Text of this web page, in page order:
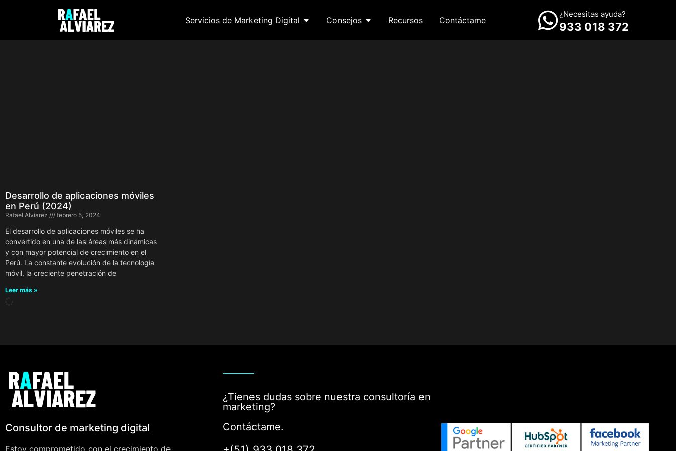
Servicios de Marketing Digital Consejos Recursos Contáctame
¿Necesitas ayuda?
933 018 372
Desarrollo de aplicaciones móviles
en Perú (2024)
Rafael Alviarez febrero 5, 2024
El desarrollo de aplicaciones móviles se ha
convertido en una de las áreas más dinámicas
y con mayor potencial de crecimiento en el
Perú. La constante evolución de la tecnología
móvil, la creciente penetración de
Leer más »
Consultor de marketing digital
Estoy comprometido con el crecimiento de
¿Tienes dudas sobre nuestra consultoría en
marketing?
Contáctame.